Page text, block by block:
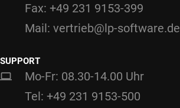
Fax: +49 231 9153-399
Mail: vertrieb@lp-software.de
SUPPORT
Mo-Fr: 08.30-14.00 Uhr
Tel: +49 231 9153-500